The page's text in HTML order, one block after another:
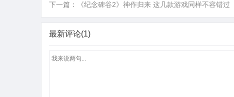
下一篇： 《纪念碑谷2》神作归来 这几款游戏同样不容错过
最新评论(1)